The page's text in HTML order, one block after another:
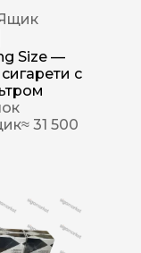
Size —
с
≈ 31 500